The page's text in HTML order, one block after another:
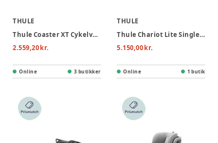
THULE
Thule Coaster XT Cykelvogn - Black
2.559,20 kr.
Online 3 butikker
THULE
Thule Chariot Lite Single Cykelvogn - Vintage Green
5.150,00 kr.
Online 1 butik